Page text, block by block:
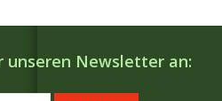
unseren Newsletter an: